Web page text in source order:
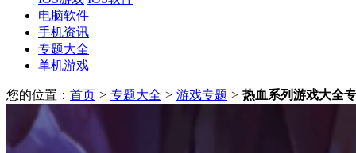
电脑软件
手机资讯
专题大全
单机游戏
您的位置： 首页 > 专题大全 > 游戏专题 > 热血系列游戏大全